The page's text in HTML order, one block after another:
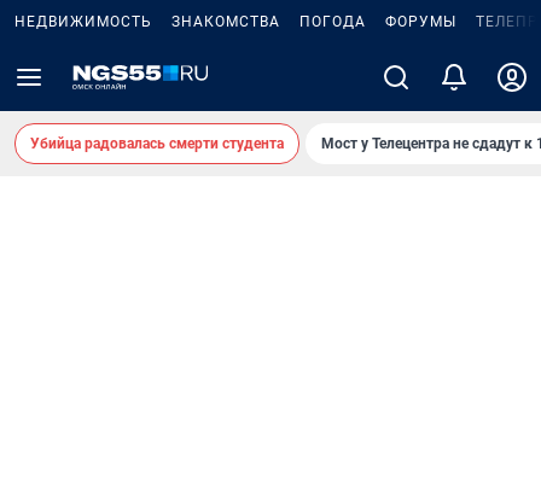
НЕДВИЖИМОСТЬ ЗНАКОМСТВА ПОГОДА ФОРУМЫ
Убийца радовалась смерти студента Мост у Телецентра не сдадут к